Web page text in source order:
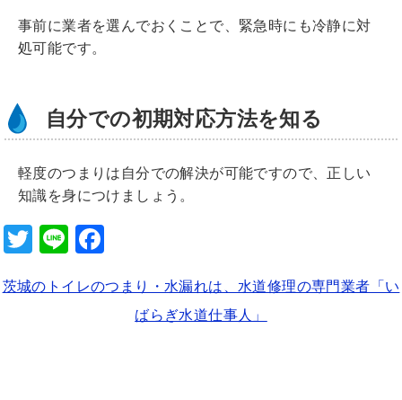
事前に業者を選んでおくことで、緊急時にも冷静に対
処可能です。
自分での初期対応方法を知る
軽度のつまりは自分での解決が可能ですので、正しい
知識を身につけましょう。
T
tt
Li
e c
茨城のトイレのつまり・水漏れは、水道修理の専門業者「い
ばらぎ水道仕事人」